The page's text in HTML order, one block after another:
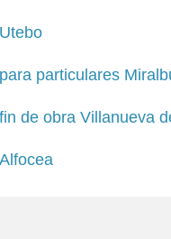
particulares
de obra Villanueva